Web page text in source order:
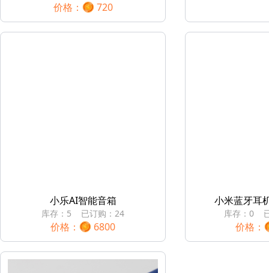
价格： 720
小乐AI智能音箱
库存： 5 已订购： 24
价格： 6800
小米蓝牙耳
库存： 0
价格：